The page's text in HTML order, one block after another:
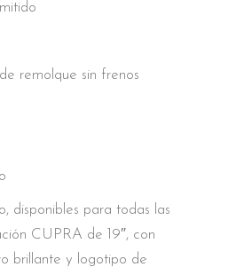
remolque sin frenos
disponibles para todas las
CUPRA de 19″, con
brillante y logotipo de